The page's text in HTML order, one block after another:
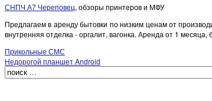
СНПЧ А7 Череповец, обзоры принтеров и МФУ
Предлагаем в аренду бытовки по низким ценам от
внутренняя отделка - оргалит, вагонка. Аренда от 1
Прикольные СМС
Недорогой планшет Android